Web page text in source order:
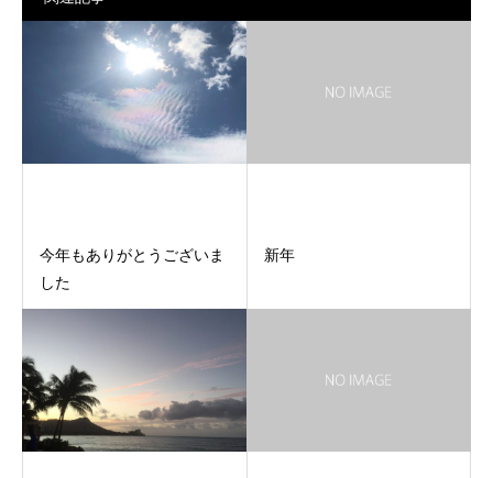
今年もありがとうございま
した
新年